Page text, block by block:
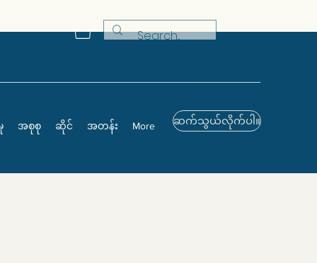
အစုစု ဆိုင် အတန်း More ဆက်သွယ်လိုက်ပါ။